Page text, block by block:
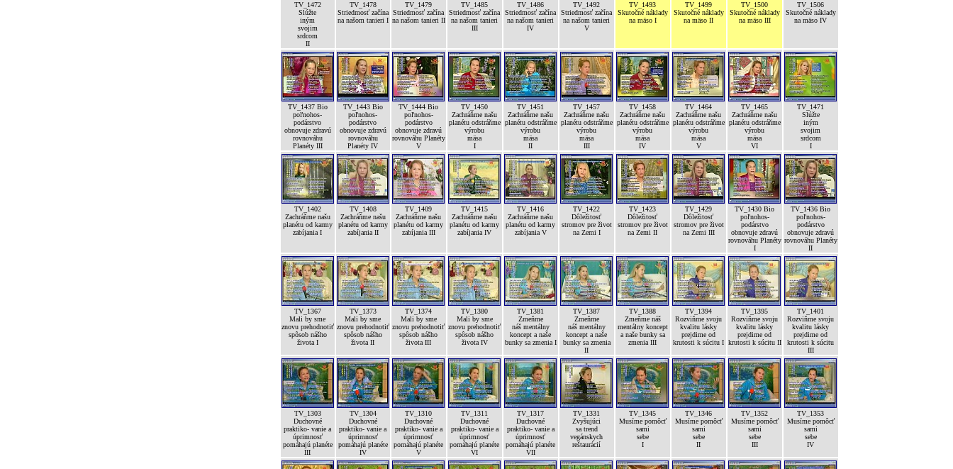
TV_1472
Slúžte
iným
svojim
srdcom
II
TV_1478
Striedmosť začína
na našom tanieri I
TV_1479
Striedmosť začína
na našom tanieri II
TV_1485
Striedmosť začína
na našom tanieri
III
TV_1486
Striedmosť začína
na našom tanieri
IV
TV_1492
Striedmosť začína
na našom tanieri
V
TV_1493
Skutočné náklady
na mäso I
TV_1499
Skutočné náklady
na mäso II
TV_1500
Skutočné náklady
na mäso III
TV_1506
Skutočné náklady
na mäso IV
TV_1437 Bio
poľnohos-
podárstvo
obnovuje zdravú
rovnováhu
Planéty III
TV_1443 Bio
poľnohos-
podárstvo
obnovuje zdravú
rovnováhu
Planéty IV
TV_1444 Bio
poľnohos-
podárstvo
obnovuje zdravú
rovnováhu Planéty
V
TV_1450
Zachráňme našu
planétu odstráňme
výrobu
mäsa
I
TV_1451
Zachráňme našu
planétu odstráňme
výrobu
mäsa
II
TV_1457
Zachráňme našu
planétu odstráňme
výrobu
mäsa
III
TV_1458
Zachráňme našu
planétu odstráňme
výrobu
mäsa
IV
TV_1464
Zachráňme našu
planétu odstráňme
výrobu
mäsa
V
TV_1465
Zachráňme našu
planétu odstráňme
výrobu
mäsa
VI
TV_1471
Slúžte
iným
svojim
srdcom
I
TV_1402
Zachráňme našu
planétu od karmy
zabíjania I
TV_1408
Zachráňme našu
planétu od karmy
zabíjania II
TV_1409
Zachráňme našu
planétu od karmy
zabíjania III
TV_1415
Zachráňme našu
planétu od karmy
zabíjania IV
TV_1416
Zachráňme našu
planétu od karmy
zabíjania V
TV_1422
Dôležitosť
stromov pre život
na Zemi I
TV_1423
Dôležitosť
stromov pre život
na Zemi II
TV_1429
Dôležitosť
stromov pre život
na Zemi III
TV_1430 Bio
poľnohos-
podárstvo
obnovuje zdravú
rovnováhu Planéty
I
TV_1436 Bio
poľnohos-
podárstvo
obnovuje zdravú
rovnováhu Planéty
II
TV_1367
Mali by sme
znovu prehodnotiť
spôsob nášho
života I
TV_1373
Mali by sme
znovu prehodnotiť
spôsob nášho
života II
TV_1374
Mali by sme
znovu prehodnotiť
spôsob nášho
života III
TV_1380
Mali by sme
znovu prehodnotiť
spôsob nášho
života IV
TV_1381
Zmeňme
náš mentálny
koncept a naše
bunky sa zmenia I
TV_1387
Zmeňme
náš mentálny
koncept a naše
bunky sa zmenia
II
TV_1388
Zmeňme náš
mentálny koncept
a naše bunky sa
zmenia III
TV_1394
Rozviňme svoju
kvalitu lásky
prejdime od
krutosti k súcitu I
TV_1395
Rozviňme svoju
kvalitu lásky
prejdime od
krutosti k súcitu II
TV_1401
Rozviňme svoju
kvalitu lásky
prejdime od
krutosti k súcitu
III
TV_1303
Duchovné
praktiko- vanie a
úprimnosť
pomáhajú planéte
III
TV_1304
Duchovné
praktiko- vanie a
úprimnosť
pomáhajú planéte
IV
TV_1310
Duchovné
praktiko- vanie a
úprimnosť
pomáhajú planéte
V
TV_1311
Duchovné
praktiko- vanie a
úprimnosť
pomáhajú planéte
VI
TV_1317
Duchovné
praktiko- vanie a
úprimnosť
pomáhajú planéte
VII
TV_1331
Zvyšujúci
sa trend
vegánskych
reštaurácií
TV_1345
Musíme pomôcť
sami
sebe
I
TV_1346
Musíme pomôcť
sami
sebe
II
TV_1352
Musíme pomôcť
sami
sebe
III
TV_1353
Musíme pomôcť
sami
sebe
IV